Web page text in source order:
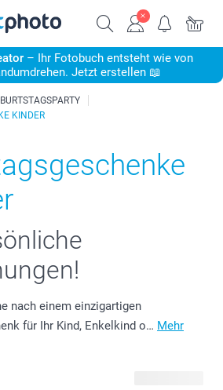
– Ihr Fotobuch entsteht wie von
Jetzt erstellen 📖
KINDER
nach einem einzigartigen
für Ihr Kind, Enkelkind o… Mehr